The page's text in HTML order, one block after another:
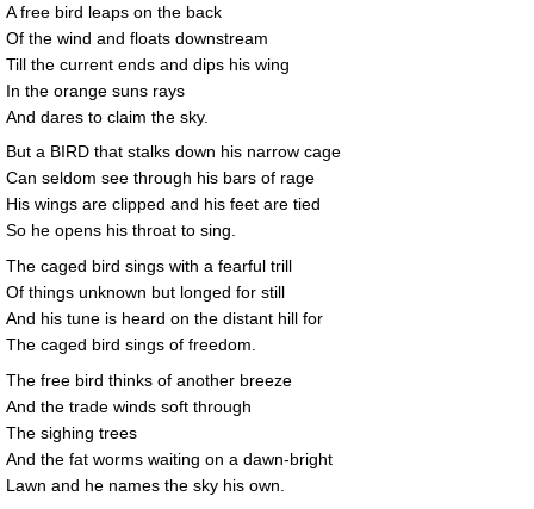
A free bird leaps on the back
Of the wind and floats downstream
Till the current ends and dips his wing
In the orange suns rays
And dares to claim the sky.
But a BIRD that stalks down his narrow cage
Can seldom see through his bars of rage
His wings are clipped and his feet are tied
So he opens his throat to sing.
The caged bird sings with a fearful trill
Of things unknown but longed for still
And his tune is heard on the distant hill for
The caged bird sings of freedom.
The free bird thinks of another breeze
And the trade winds soft through
The sighing trees
And the fat worms waiting on a dawn-bright
Lawn and he names the sky his own.